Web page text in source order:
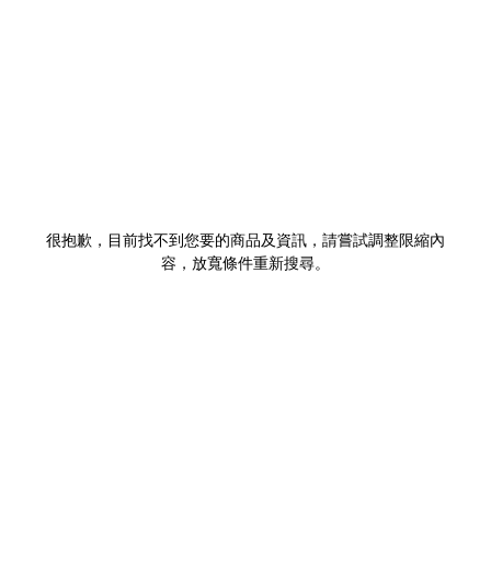
很抱歉，目前找不到您要的商品及資訊，請嘗試調整限縮內
容，放寬條件重新搜尋。